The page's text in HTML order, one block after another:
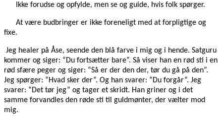
Ikke forudse og opfylde, men se og guide, hvis folk spørger.
At være budbringer er ikke foreneligt med at forpligtige og
fixe.
Jeg healer på Åse, seende den blå farve i mig og i hende. Satguru
kommer og siger: “Du fortsætter bare”. Så viser han en rød sti i en
rød sfære peger og siger: “Så er der den der, tør du gå på den”.
Jeg spørger: “Hvad sker der”. Og han svarer: “Du forgår”. Jeg
svarer: “Det tør jeg” og tager et skridt. Han griner og i det
samme forvandles den røde sti til guldmønter, der vælter mod
mig.